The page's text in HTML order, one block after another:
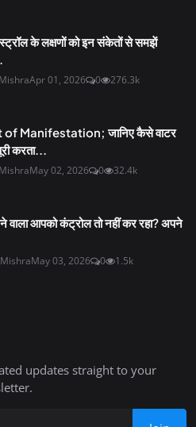
के लक्षणों को इन संकेतों से समझें
Apr 01, 2026 0 276.3k
Manifestation; जानिए कैसे वाटर
करता...
May 02, 2026 0 32.4k
वाला आपको कंट्रोल तो नहीं कर रहा? अपने
May 03, 2026 0 1.5k
updates straight to your